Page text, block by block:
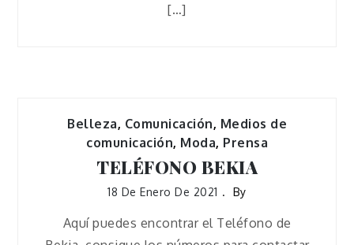
[…]
Belleza, Comunicación, Medios de
comunicación, Moda, Prensa
TELÉFONO BEKIA
18 De Enero De 2021 By
Aquí puedes encontrar el Teléfono de